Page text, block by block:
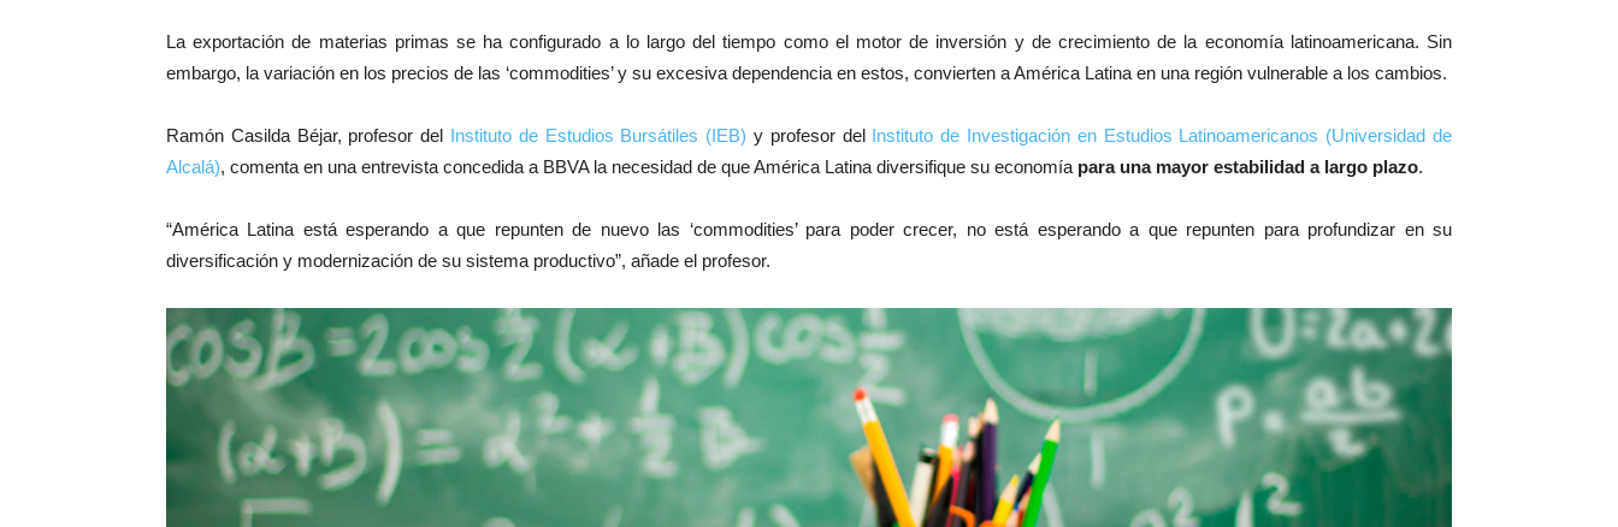
La exportación de materias primas se ha configurado a lo largo del tiempo como el motor de inversión y de crecimiento de la economía latinoamericana. Sin
embargo, la variación en los precios de las ‘commodities’ y su excesiva dependencia en estos, convierten a América Latina en una región vulnerable a los cambios.
Ramón Casilda Béjar, profesor del Instituto de Estudios Bursátiles (IEB) y profesor del Instituto de Investigación en Estudios Latinoamericanos (Universidad de
Alcalá), comenta en una entrevista concedida a BBVA la necesidad de que América Latina diversifique su economía para una mayor estabilidad a largo plazo.
“América Latina está esperando a que repunten de nuevo las ‘commodities’ para poder crecer, no está esperando a que repunten para profundizar en su
diversificación y modernización de su sistema productivo”, añade el profesor.